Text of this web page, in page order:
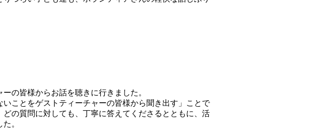
の皆様からお話を聴きに行きました。
ことをゲストティーチャーの皆様から聞き出す」ことで
の質問に対しても、丁寧に答えてくださるとともに、活
。